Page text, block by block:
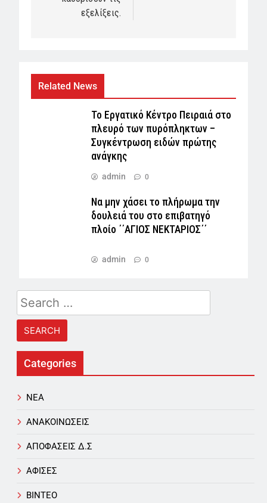
εξελίξεις.
Related News
Το Εργατικό Κέντρο Πειραιά στο
πλευρό των πυρόπληκτων –
Συγκέντρωση ειδών πρώτης
ανάγκης
admin 0
Να μην χάσει το πλήρωμα την
δουλειά του στο επιβατηγό
πλοίο ΄΄ΑΓΙΟΣ ΝΕΚΤΑΡΙΟΣ΄΄
admin 0
Search
for:
Categories
NEA
ΑΝΑΚΟΙΝΩΣΕΙΣ
ΑΠΟΦΑΣΕΙΣ Δ.Σ
ΑΦΙΣΕΣ
ΒΙΝΤΕΟ